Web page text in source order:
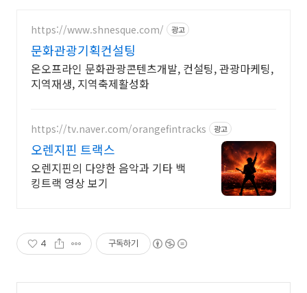
https://www.shnesque.com/ 광고
문화관광기획컨설팅
온오프라인 문화관광콘텐츠개발, 컨설팅, 관광마케팅,
지역재생, 지역축제활성화
https://tv.naver.com/orangefintracks 광고
오렌지핀 트랙스
오렌지핀의 다양한 음악과 기타 백
킹트랙 영상 보기
4 구독하기